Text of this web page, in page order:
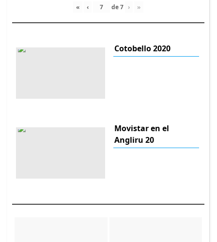
« ‹ de7 › »
Cotobello 2020
Movistar en el
Angliru 20